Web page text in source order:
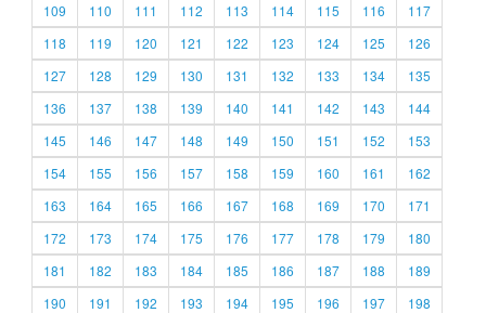
109
110 111 112 113 114 115 116
117
118
119 120 121 122 123 124 125
126
127
128 129 130 131 132 133 134
135
136
137 138 139 140 141 142 143
144
145
146 147 148 149 150 151 152
153
154
155 156 157 158 159 160 161
162
163
164 165 166 167 168 169 170
171
172
173 174 175 176 177 178 179
180
181
182 183 184 185 186 187 188
189
190
191 192 193 194 195 196 197
198